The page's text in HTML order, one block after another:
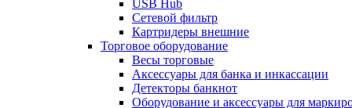
USB Hub
Сетевой фильтр
Картридеры внешние
Торговое оборудование
Весы торговые
Аксессуары для банка и инкассации
Детекторы банкнот
Оборудование и аксессуары для